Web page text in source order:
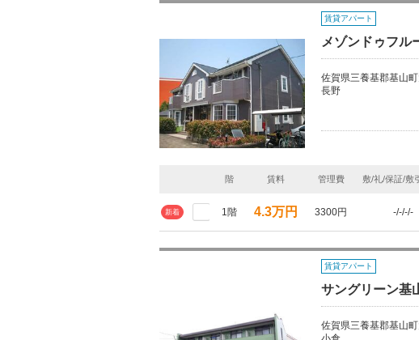
賃貸アパート
メゾンドゥフル
佐賀県三養基郡基山
長野
階 賃料 管理費 敷/礼/保証/敷
新着 1階 4.3万円 3300円 -/-/-/-
賃貸アパート
サングリーン基
佐賀県三養基郡基山